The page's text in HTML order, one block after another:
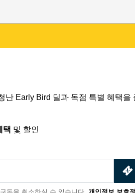
Early Bird 딜과 독점 특별 혜택을
택 및 할인